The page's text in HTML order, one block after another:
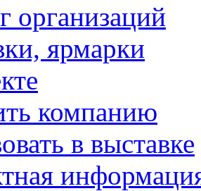
организаций
ярмарки
компанию
в выставке